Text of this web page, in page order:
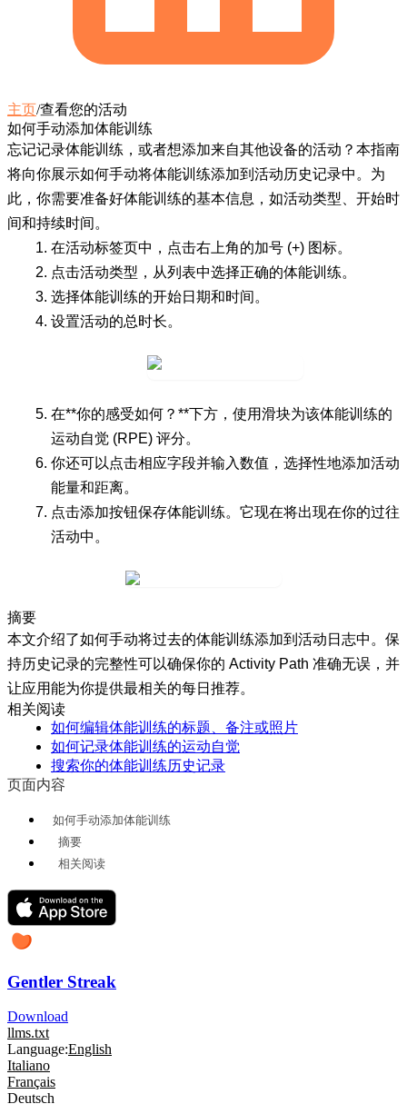
主页/查看您的活动
如何手动添加体能训练
忘记记录体能训练，或者想添加来自其他设备的活动？本指南
将向你展示如何手动将体能训练添加到活动历史记录中。为
此，你需要准备好体能训练的基本信息，如活动类型、开始时
间和持续时间。
在活动标签页中，点击右上角的加号 (+) 图标。
点击活动类型 ，从列表中选择正确的体能训练。
选择体能训练的开始日期和时间。
设置活动的总时长。
在**你的感受如何？**下方，使用滑块为该体能训练的
运动自觉 (RPE) 评分。
你还可以点击相应字段并输入数值，选择性地添加活动
能量和距离。
点击添加按钮保存体能训练。它现在将出现在你的过往
活动中。
摘要
本文介绍了如何手动将过去的体能训练添加到活动日志中。保
持历史记录的完整性可以确保你的 Activity Path 准确无误，并
让应用能为你提供最相关的每日推荐。
相关阅读
如何编辑体能训练的标题、备注或照片
如何记录体能训练的运动自觉
搜索你的体能训练历史记录
页面内容
如何手动添加体能训练
摘要
相关阅读
Gentler Streak
Download
llms.txt
Language:English
Italiano
Français
Deutsch